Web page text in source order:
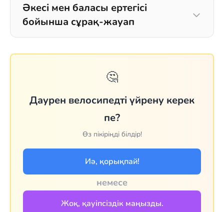
Әкесі мен баласы ертегісі
бойынша сұрақ-жауап
🤔
Даурен велосипедті үйрену керек
пе?
Өз пікіріңді білдір!
Иә, қорықпай!
немесе
Жоқ, қауіпсіздік маңызды.